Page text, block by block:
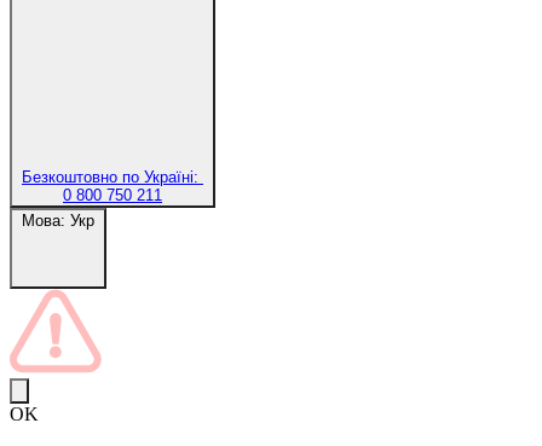
Безкоштовно по Україні:
0 800 750 211
Мова: Укр
OK